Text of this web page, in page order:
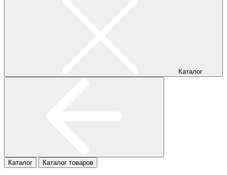
Каталог
Каталог Каталог товаров